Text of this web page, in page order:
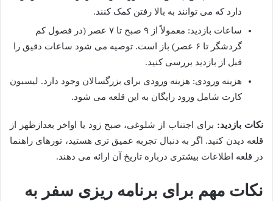
دارد که می توانند به بالا رفتن کمک کنند.
ساعات بازدید: معمولاً از ۹ صبح تا ۷ عصر (در فصول کم
گردشگر تا ۶ عصر) باز است. توصیه می شود ساعات دقیق را
قبل از بازدید بررسی کنید.
هزینه ورودی: هزینه ورودی برای بزرگسالان وجود دارد. لیسبون
کارت شامل ورود رایگان به این قلعه می شود.
نکات بازدید: برای اجتناب از شلوغی، صبح زود یا اواخر بعدازظهر از
قلعه دیدن کنید. اگر به دنبال تجربه عمیق تری هستید، تورهای راهنما
در قلعه اطلاعات بیشتری درباره تاریخ آن ارائه می دهند.
نکات مهم برای برنامه ریزی سفر به